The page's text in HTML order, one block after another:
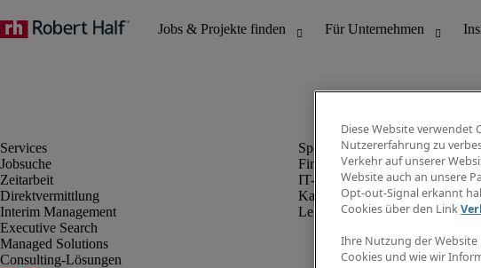
Jobsuche
Zeitarbeit
Direktvermittlung
Interim Management
Executive Search
Managed Solutions
Consulting-Lösungen
Finanz- & Rechnungswesen
IT-Bereich
Kaufmännischer Bereich
Legal
Diese Website verwendet
Nutzererfahrung zu
Verkehr auf unserer
Website auch an unsere
Opt-out-Signal erkannt
Cookies über den Link
Ihre Nutzung der
Cookies und wie wir